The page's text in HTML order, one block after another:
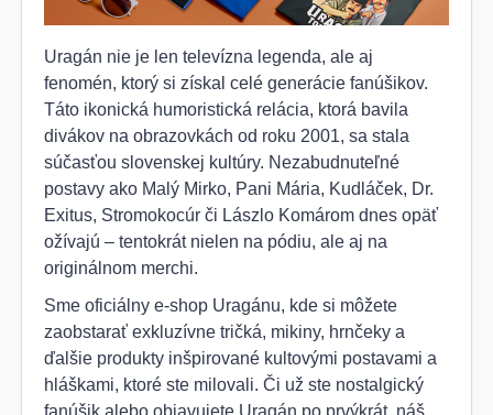
Uragán nie je len televízna legenda, ale aj
fenomén, ktorý si získal celé generácie fanúšikov.
Táto ikonická humoristická relácia, ktorá bavila
divákov na obrazovkách od roku 2001, sa stala
súčasťou slovenskej kultúry. Nezabudnuteľné
postavy ako Malý Mirko, Pani Mária, Kudláček, Dr.
Exitus, Stromokocúr či Lászlo Komárom dnes opäť
ožívajú – tentokrát nielen na pódiu, ale aj na
originálnom merchi.
Sme oficiálny e-shop Uragánu, kde si môžete
zaobstarať exkluzívne tričká, mikiny, hrnčeky a
ďalšie produkty inšpirované kultovými postavami a
hláškami, ktoré ste milovali. Či už ste nostalgický
fanúšik alebo objavujete Uragán po prvýkrát, náš